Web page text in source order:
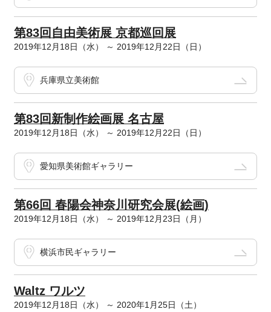
第83回自由美術展 京都巡回展
2019年12月18日（水） ～ 2019年12月22日（日）
兵庫県立美術館
第83回新制作絵画展 名古屋
2019年12月18日（水） ～ 2019年12月22日（日）
愛知県美術館ギャラリー
第66回 春陽会神奈川研究会展(絵画)
2019年12月18日（水） ～ 2019年12月23日（月）
横浜市民ギャラリー
Waltz ワルツ
2019年12月18日（水） ～ 2020年1月25日（土）